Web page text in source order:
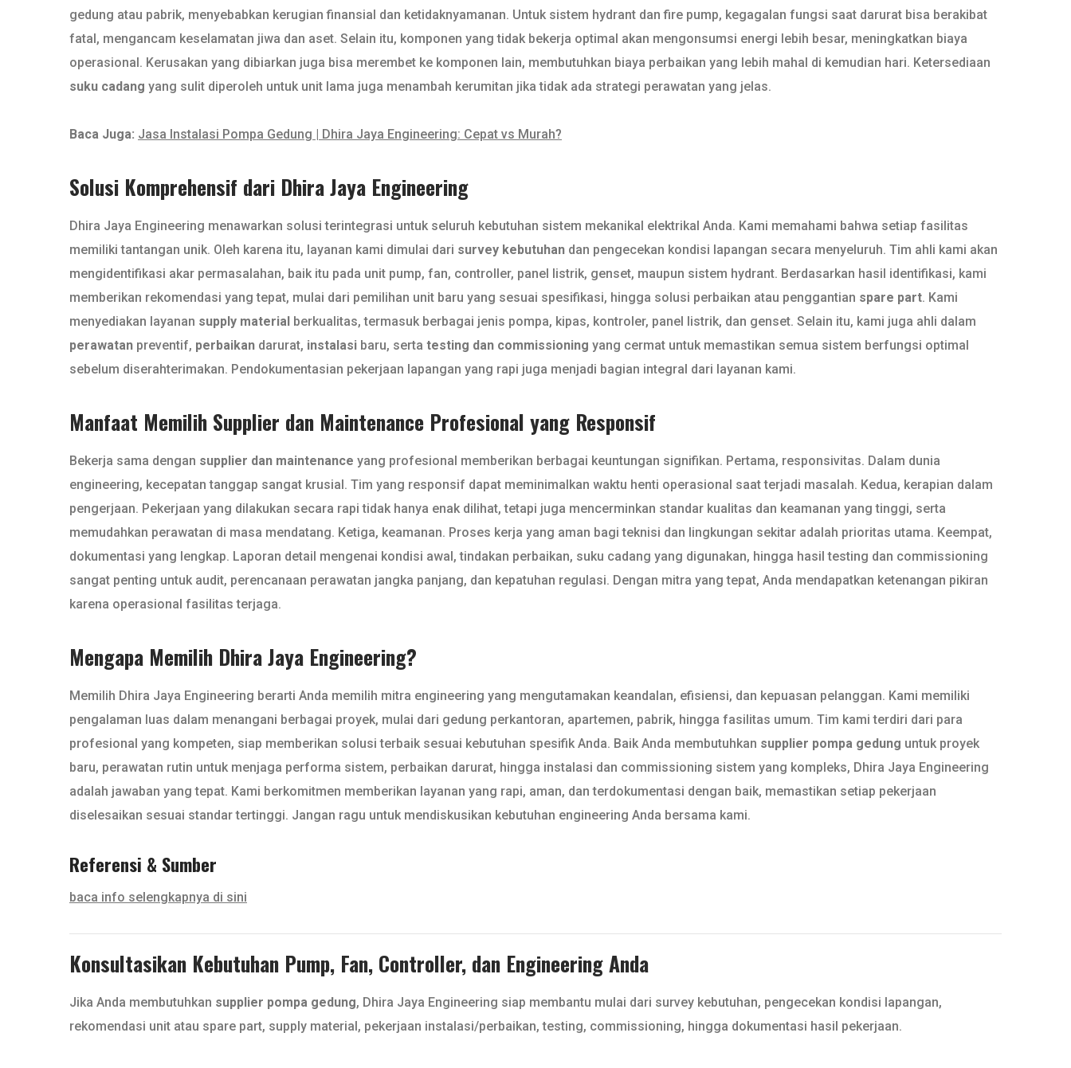
gedung atau pabrik, menyebabkan kerugian finansial dan ketidaknyamanan. Untuk sistem hydrant dan fire pump, kegagalan fungsi saat darurat bisa berakibat
fatal, mengancam keselamatan jiwa dan aset. Selain itu, komponen yang tidak bekerja optimal akan mengonsumsi energi lebih besar, meningkatkan biaya
operasional. Kerusakan yang dibiarkan juga bisa merembet ke komponen lain, membutuhkan biaya perbaikan yang lebih mahal di kemudian hari. Ketersediaan
suku cadang yang sulit diperoleh untuk unit lama juga menambah kerumitan jika tidak ada strategi perawatan yang jelas.
Baca Juga: Jasa Instalasi Pompa Gedung | Dhira Jaya Engineering: Cepat vs Murah?
Solusi Komprehensif dari Dhira Jaya Engineering
Dhira Jaya Engineering menawarkan solusi terintegrasi untuk seluruh kebutuhan sistem mekanikal elektrikal Anda. Kami memahami bahwa setiap fasilitas
memiliki tantangan unik. Oleh karena itu, layanan kami dimulai dari survey kebutuhan dan pengecekan kondisi lapangan secara menyeluruh. Tim ahli kami akan
mengidentifikasi akar permasalahan, baik itu pada unit pump, fan, controller, panel listrik, genset, maupun sistem hydrant. Berdasarkan hasil identifikasi, kami
memberikan rekomendasi yang tepat, mulai dari pemilihan unit baru yang sesuai spesifikasi, hingga solusi perbaikan atau penggantian spare part. Kami
menyediakan layanan supply material berkualitas, termasuk berbagai jenis pompa, kipas, kontroler, panel listrik, dan genset. Selain itu, kami juga ahli dalam
perawatan preventif, perbaikan darurat, instalasi baru, serta testing dan commissioning yang cermat untuk memastikan semua sistem berfungsi optimal
sebelum diserahterimakan. Pendokumentasian pekerjaan lapangan yang rapi juga menjadi bagian integral dari layanan kami.
Manfaat Memilih Supplier dan Maintenance Profesional yang Responsif
Bekerja sama dengan supplier dan maintenance yang profesional memberikan berbagai keuntungan signifikan. Pertama, responsivitas. Dalam dunia
engineering, kecepatan tanggap sangat krusial. Tim yang responsif dapat meminimalkan waktu henti operasional saat terjadi masalah. Kedua, kerapian dalam
pengerjaan. Pekerjaan yang dilakukan secara rapi tidak hanya enak dilihat, tetapi juga mencerminkan standar kualitas dan keamanan yang tinggi, serta
memudahkan perawatan di masa mendatang. Ketiga, keamanan. Proses kerja yang aman bagi teknisi dan lingkungan sekitar adalah prioritas utama. Keempat,
dokumentasi yang lengkap. Laporan detail mengenai kondisi awal, tindakan perbaikan, suku cadang yang digunakan, hingga hasil testing dan commissioning
sangat penting untuk audit, perencanaan perawatan jangka panjang, dan kepatuhan regulasi. Dengan mitra yang tepat, Anda mendapatkan ketenangan pikiran
karena operasional fasilitas terjaga.
Mengapa Memilih Dhira Jaya Engineering?
Memilih Dhira Jaya Engineering berarti Anda memilih mitra engineering yang mengutamakan keandalan, efisiensi, dan kepuasan pelanggan. Kami memiliki
pengalaman luas dalam menangani berbagai proyek, mulai dari gedung perkantoran, apartemen, pabrik, hingga fasilitas umum. Tim kami terdiri dari para
profesional yang kompeten, siap memberikan solusi terbaik sesuai kebutuhan spesifik Anda. Baik Anda membutuhkan supplier pompa gedung untuk proyek
baru, perawatan rutin untuk menjaga performa sistem, perbaikan darurat, hingga instalasi dan commissioning sistem yang kompleks, Dhira Jaya Engineering
adalah jawaban yang tepat. Kami berkomitmen memberikan layanan yang rapi, aman, dan terdokumentasi dengan baik, memastikan setiap pekerjaan
diselesaikan sesuai standar tertinggi. Jangan ragu untuk mendiskusikan kebutuhan engineering Anda bersama kami.
Referensi & Sumber
baca info selengkapnya di sini
Konsultasikan Kebutuhan Pump, Fan, Controller, dan Engineering Anda
Jika Anda membutuhkan supplier pompa gedung, Dhira Jaya Engineering siap membantu mulai dari survey kebutuhan, pengecekan kondisi lapangan,
rekomendasi unit atau spare part, supply material, pekerjaan instalasi/perbaikan, testing, commissioning, hingga dokumentasi hasil pekerjaan.